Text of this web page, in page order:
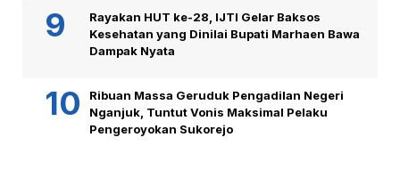
Rayakan HUT ke-28, IJTI Gelar Baksos
Kesehatan yang Dinilai Bupati Marhaen Bawa
Dampak Nyata
Ribuan Massa Geruduk Pengadilan Negeri
Nganjuk, Tuntut Vonis Maksimal Pelaku
Pengeroyokan Sukorejo